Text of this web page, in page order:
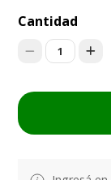
Cantidad
1